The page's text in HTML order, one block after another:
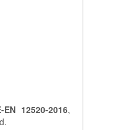
12520-2016,